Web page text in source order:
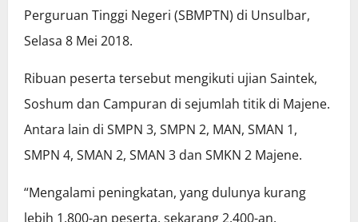
Perguruan Tinggi Negeri (SBMPTN) di Unsulbar,
Selasa 8 Mei 2018.
Ribuan peserta tersebut mengikuti ujian Saintek,
Soshum dan Campuran di sejumlah titik di Majene.
Antara lain di SMPN 3, SMPN 2, MAN, SMAN 1,
SMPN 4, SMAN 2, SMAN 3 dan SMKN 2 Majene.
“Mengalami peningkatan, yang dulunya kurang
lebih 1.800-an peserta, sekarang 2.400-an.